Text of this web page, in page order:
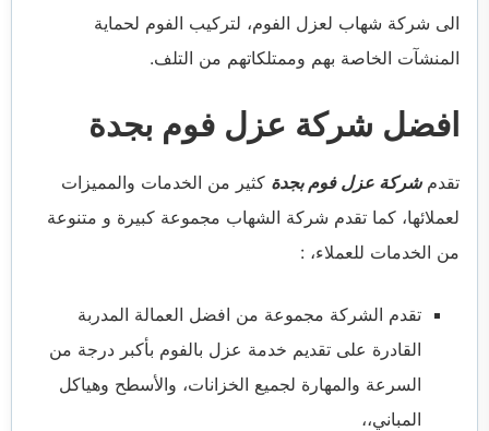
الى شركة شهاب لعزل الفوم، لتركيب الفوم لحماية
المنشآت الخاصة بهم وممتلكاتهم من التلف.
افضل شركة عزل فوم بجدة
تقدمشركة عزل فوم بجدة كثير من الخدمات والمميزات
لعملائها، كما تقدم شركة الشهاب مجموعة كبيرة و متنوعة
من الخدمات للعملاء، :
تقدم الشركة مجموعة من افضل العمالة المدربة
القادرة على تقديم خدمة عزل بالفوم بأكبر درجة من
السرعة والمهارة لجميع الخزانات، والأسطح وهياكل
المباني،،